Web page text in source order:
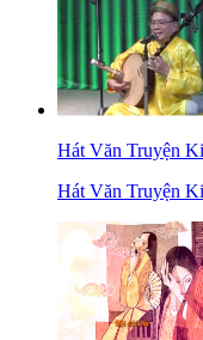
Hát Văn Truyện
Hát Văn Truyện